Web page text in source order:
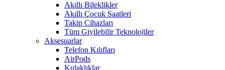
Akıllı Bileklikler
Akıllı Çocuk Saatleri
Takip Cihazları
Tüm Giyilebilir Teknolojiler
Aksesuarlar
Telefon Kılıfları
AirPods
Kulaklıklar